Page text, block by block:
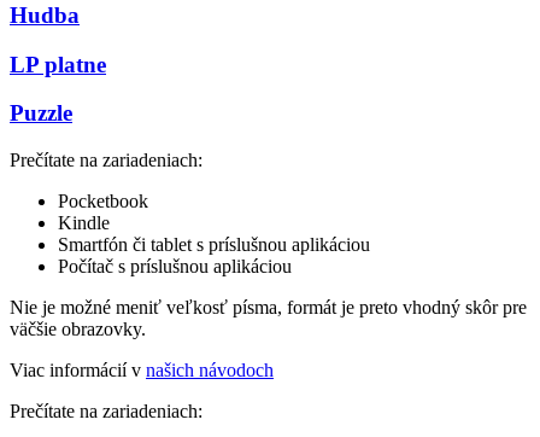
Hudba
LP platne
Puzzle
Prečítate na zariadeniach:
Pocketbook
Kindle
Smartfón či tablet s príslušnou aplikáciou
Počítač s príslušnou aplikáciou
Nie je možné meniť veľkosť písma, formát je preto vhodný skôr pre
väčšie obrazovky.
Viac informácií v našich návodoch
Prečítate na zariadeniach: